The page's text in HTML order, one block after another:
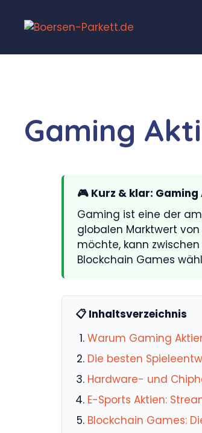
Gaming
🎮 Kurz & klar:
Gaming ist eine der
globalen Marktwert
möchte, kann
Blockchain Games
📋 Inhaltsverzeichnis
Warum Gaming
Die besten
Hardware- und
E-Sports Aktien:
Blockchain Games: